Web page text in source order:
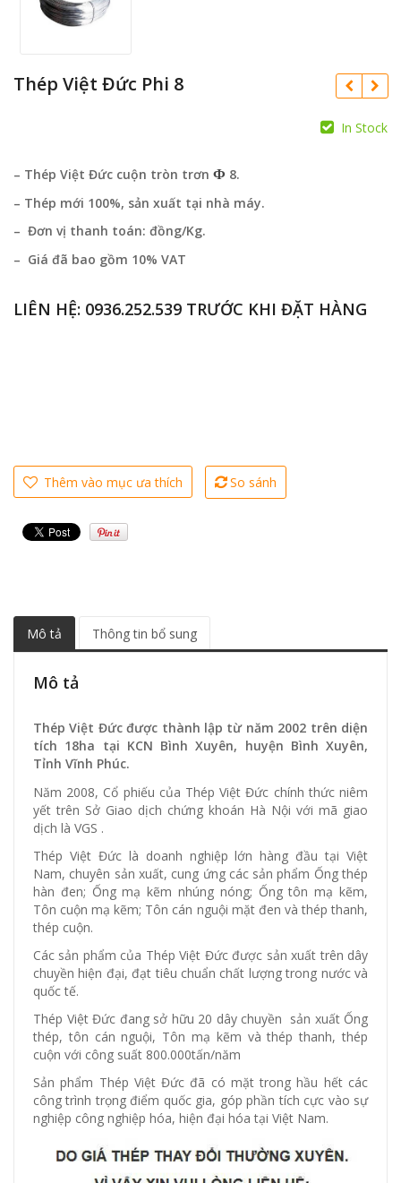
Thép Việt Đức Phi 8
In Stock
– Thép Việt Đức cuộn tròn trơn Ф 8.
– Thép mới 100%, sản xuất tại nhà máy.
– Đơn vị thanh toán: đồng/Kg.
– Giá đã bao gồm 10% VAT
LIÊN HỆ: 0936.252.539 TRƯỚC KHI ĐẶT HÀNG
Thêm vào mục ưa thích So sánh
Mô tả Thông tin bổ sung
Mô tả
Thép Việt Đức được thành lập từ năm 2002 trên diện
tích 18ha tại KCN Bình Xuyên, huyện Bình Xuyên,
Tỉnh Vĩnh Phúc.
Năm 2008, Cổ phiếu của Thép Việt Đức chính thức niêm
yết trên Sở Giao dịch chứng khoán Hà Nội với mã giao
dịch là VGS .
Thép Việt Đức là doanh nghiệp lớn hàng đầu tại Việt
Nam, chuyên sản xuất, cung ứng các sản phẩm Ống thép
hàn đen; Ống mạ kẽm nhúng nóng; Ống tôn mạ kẽm,
Tôn cuộn mạ kẽm; Tôn cán nguội mặt đen và thép thanh,
thép cuộn.
Các sản phẩm của Thép Việt Đức được sản xuất trên dây
chuyền hiện đại, đạt tiêu chuẩn chất lượng trong nước và
quốc tế.
Thép Việt Đức đang sở hữu 20 dây chuyền sản xuất Ống
thép, tôn cán nguội, Tôn mạ kẽm và thép thanh, thép
cuộn với công suất 800.000tấn/năm
Sản phẩm Thép Việt Đức đã có mặt trong hầu hết các
công trình trọng điểm quốc gia, góp phần tích cực vào sự
nghiệp công nghiệp hóa, hiện đại hóa tại Việt Nam.